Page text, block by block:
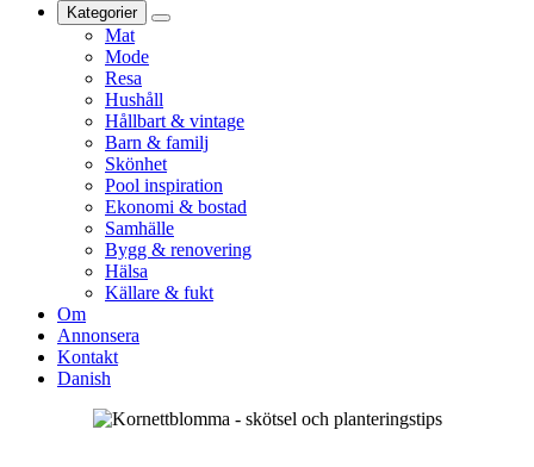
Kategorier
Mat
Mode
Resa
Hushåll
Hållbart & vintage
Barn & familj
Skönhet
Pool inspiration
Ekonomi & bostad
Samhälle
Bygg & renovering
Hälsa
Källare & fukt
Om
Annonsera
Kontakt
Danish